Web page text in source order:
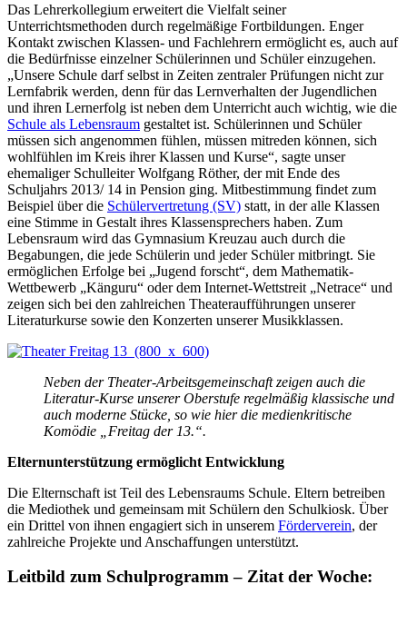
Das Lehrerkollegium erweitert die Vielfalt seiner
Unterrichtsmethoden durch regelmäßige Fortbildungen. Enger
Kontakt zwischen Klassen- und Fachlehrern ermöglicht es, auch auf
die Bedürfnisse einzelner Schülerinnen und Schüler einzugehen.
„Unsere Schule darf selbst in Zeiten zentraler Prüfungen nicht zur
Lernfabrik werden, denn für das Lernverhalten der Jugendlichen
und ihren Lernerfolg ist neben dem Unterricht auch wichtig, wie die
Schule als Lebensraum gestaltet ist. Schülerinnen und Schüler
müssen sich angenommen fühlen, müssen mitreden können, sich
wohlfühlen im Kreis ihrer Klassen und Kurse“, sagte unser
ehemaliger Schulleiter Wolfgang Röther, der mit Ende des
Schuljahrs 2013/ 14 in Pension ging. Mitbestimmung findet zum
Beispiel über die Schülervertretung (SV) statt, in der alle Klassen
eine Stimme in Gestalt ihres Klassensprechers haben. Zum
Lebensraum wird das Gymnasium Kreuzau auch durch die
Begabungen, die jede Schülerin und jeder Schüler mitbringt. Sie
ermöglichen Erfolge bei „Jugend forscht“, dem Mathematik-
Wettbewerb „Känguru“ oder dem Internet-Wettstreit „Netrace“ und
zeigen sich bei den zahlreichen Theateraufführungen unserer
Literaturkurse sowie den Konzerten unserer Musikklassen.
Neben der Theater-Arbeitsgemeinschaft zeigen auch die
Literatur-Kurse unserer Oberstufe regelmäßig klassische und
auch moderne Stücke, so wie hier die medienkritische
Komödie „Freitag der 13.“.
Elternunterstützung ermöglicht Entwicklung
Die Elternschaft ist Teil des Lebensraums Schule. Eltern betreiben
die Mediothek und gemeinsam mit Schülern den Schulkiosk. Über
ein Drittel von ihnen engagiert sich in unserem Förderverein, der
zahlreiche Projekte und Anschaffungen unterstützt.
Leitbild zum Schulprogramm – Zitat der Woche: